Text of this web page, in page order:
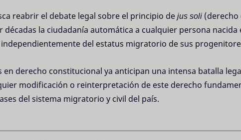
reabrir el debate legal sobre el principio dejus soli (derecho
la ciudadanía automática a cualquier persona nacida
del estatus migratorio de sus
en derecho constitucional ya anticipan una intensa batalla
modificación o reinterpretación de este derecho
del sistema migratorio y civil del país.